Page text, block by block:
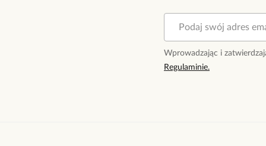
Wprowadzając i
Regulaminie.